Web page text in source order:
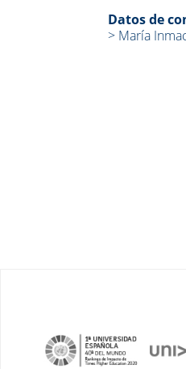
Datos de
> María